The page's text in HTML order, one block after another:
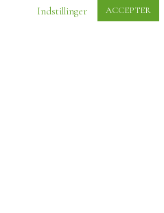
Indstillinger ACCEPTER